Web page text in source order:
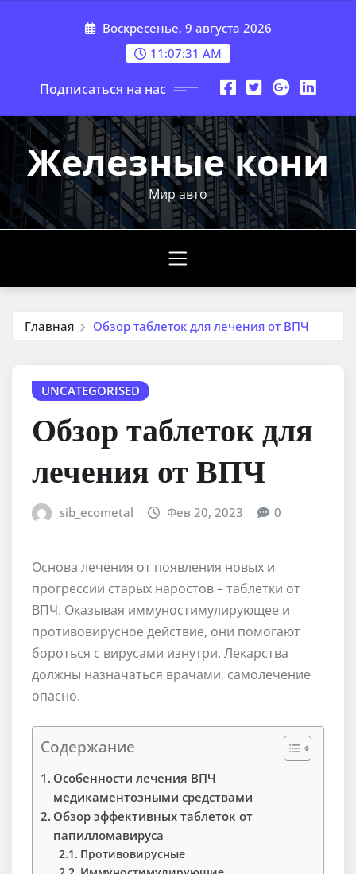
Воскресенье, 9 августа 2026
11:07:32 AM
Подписаться на нас
Железные кони
Мир авто
Главная Обзор таблеток для лечения от ВПЧ
UNCATEGORISED
Обзор таблеток для
лечения от ВПЧ
sib_ecometal Фев 20, 2023 0
Основа лечения от появления новых и
прогрессии старых наростов – таблетки от
ВПЧ. Оказывая иммуностимулирующее и
противовирусное действие, они помогают
бороться с вирусами изнутри. Лекарства
должны назначаться врачами, самолечение
опасно.
Содержание
Особенности лечения ВПЧ
медикаментозными средствами
Обзор эффективных таблеток от
папилломавируса
Противовирусные